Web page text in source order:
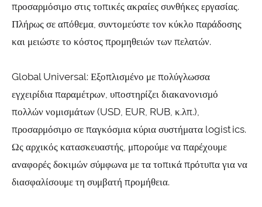
προσαρμόσιμο στις τοπικές ακραίες συνθήκες εργασίας.
Πλήρως σε απόθεμα, συντομεύστε τον κύκλο παράδοσης
και μειώστε το κόστος προμηθειών των πελατών.
Global Universal: Εξοπλισμένο με πολύγλωσσα
εγχειρίδια παραμέτρων, υποστηρίζει διακανονισμό
πολλών νομισμάτων (USD, EUR, RUB, κ.λπ.),
προσαρμόσιμο σε παγκόσμια κύρια συστήματα logistics.
Ως αρχικός κατασκευαστής, μπορούμε να παρέχουμε
αναφορές δοκιμών σύμφωνα με τα τοπικά πρότυπα για να
διασφαλίσουμε τη συμβατή προμήθεια.